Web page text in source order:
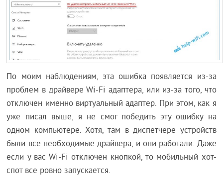
По моим наблюдениям, эта ошибка появляется из-за
проблем в драйвере Wi-Fi адаптера, или из-за того, что
отключен именно виртуальный адаптер. При этом, как я
уже писал выше, я не смог победить эту ошибку на
одном компьютере. Хотя, там в диспетчере устройств
были все необходимые драйвера, и они работали. Даже
если у вас Wi-Fi отключен кнопкой, то мобильный хот-
спот все ровно запускается.